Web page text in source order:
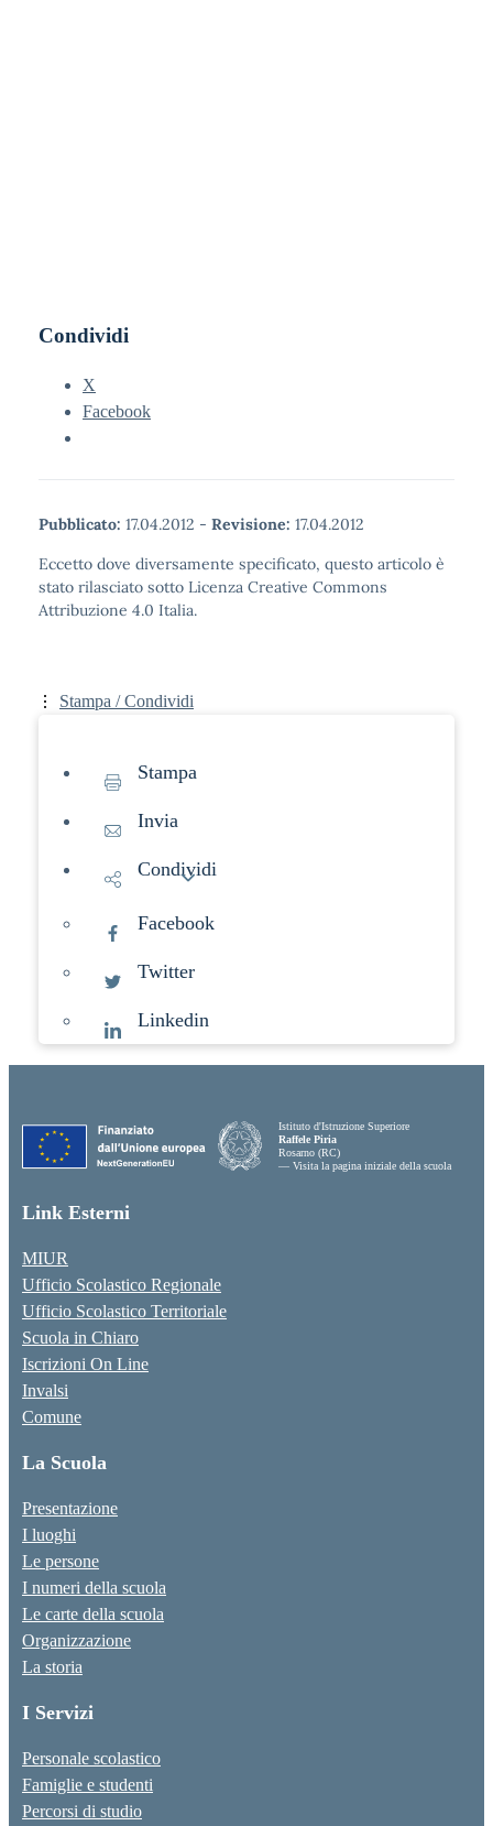
Condividi
X
Facebook
Pubblicato: 17.04.2012 - Revisione: 17.04.2012
Eccetto dove diversamente specificato, questo articolo è
stato rilasciato sotto Licenza Creative Commons
Attribuzione 4.0 Italia.
Stampa / Condividi
Stampa
Invia
Condividi
Facebook
Twitter
Linkedin
Istituto d'Istruzione Superiore
Raffele Piria
Rosarno (RC)
— Visita la pagina iniziale della scuola
Link Esterni
MIUR
Ufficio Scolastico Regionale
Ufficio Scolastico Territoriale
Scuola in Chiaro
Iscrizioni On Line
Invalsi
Comune
La Scuola
Presentazione
I luoghi
Le persone
I numeri della scuola
Le carte della scuola
Organizzazione
La storia
I Servizi
Personale scolastico
Famiglie e studenti
Percorsi di studio